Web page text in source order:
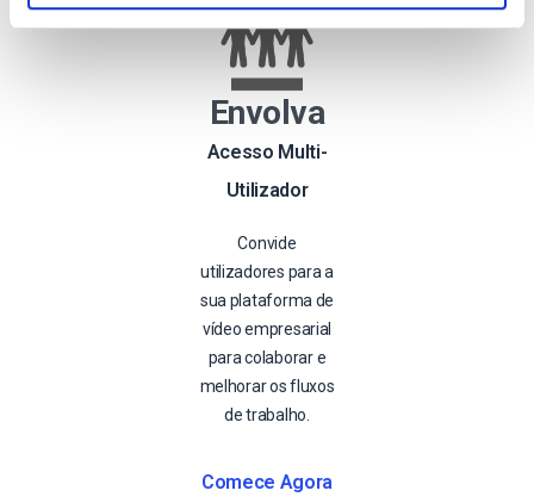
Envolva
Acesso Multi-
Utilizador
Convide
utilizadores para a
sua plataforma de
vídeo empresarial
para colaborar e
melhorar os fluxos
de trabalho.
Comece Agora